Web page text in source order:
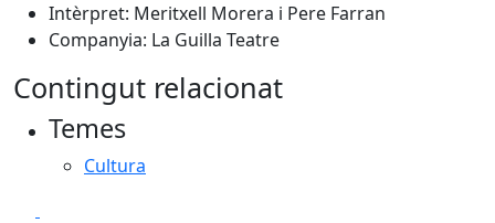
Intèrpret: Meritxell Morera i Pere Farran
Companyia: La Guilla Teatre
Contingut relacionat
Temes
Cultura